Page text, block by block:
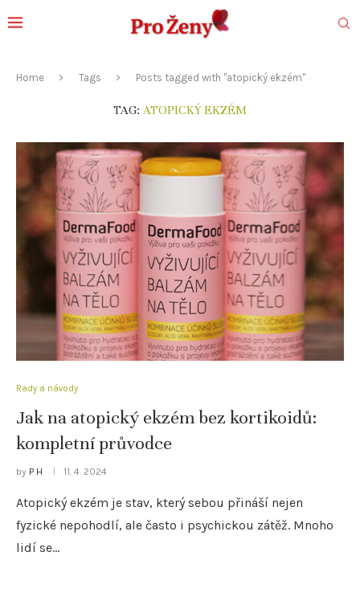
Home Tags Posts tagged with "atopický ekzém"
TAG:ATOPICKÝ EKZÉM
Rady a návody
Jak na atopický ekzém bez kortikoidů:
kompletní průvodce
by P H 11. 4. 2024
Atopický ekzém je stav, který sebou přináší nejen
fyzické nepohodlí, ale často i psychickou zátěž. Mnoho
lidí se…